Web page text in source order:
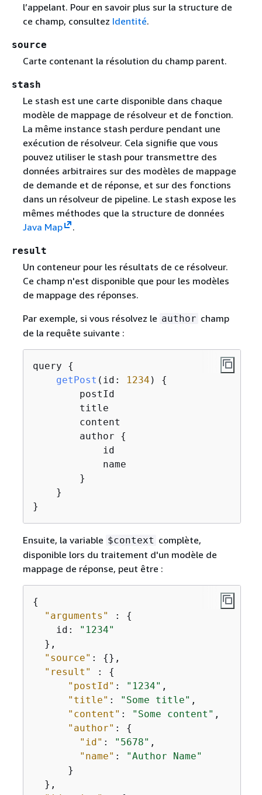
l’appelant. Pour en savoir plus sur la structure de
ce champ, consultez Identité.
source
Carte contenant la résolution du champ parent.
stash
Le stash est une carte disponible dans chaque
modèle de mappage de résolveur et de fonction.
La même instance stash perdure pendant une
exécution de résolveur. Cela signifie que vous
pouvez utiliser le stash pour transmettre des
données arbitraires sur des modèles de mappage
de demande et de réponse, et sur des fonctions
dans un résolveur de pipeline. Le stash expose les
mêmes méthodes que la structure de données
Java Map
.
result
Un conteneur pour les résultats de ce résolveur.
Ce champ n'est disponible que pour les modèles
de mappage des réponses.
Par exemple, si vous résolvez le author champ
de la requête suivante :
query {
getPost ( id: 1234 )
{
        postId
        title
        content
        author
{
            id
            name
        }
    }
}
Ensuite, la variable $context complète,
disponible lors du traitement d'un modèle de
mappage de réponse, peut être :
{
"arguments"
: {
    id:
"1234"
  },
"source" : {},
"result"
: {
"postId" : "1234" ,
"title" : "Some title" ,
"content" : "Some content" ,
"author" : {
"id" : "5678" ,
"name" :
"Author Name"
      }
  },